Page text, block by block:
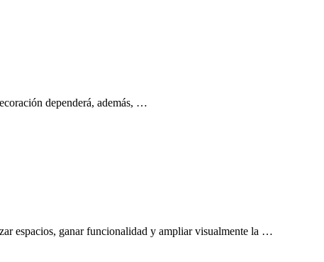
dependerá, además, …
espacios, ganar funcionalidad y ampliar visualmente la …